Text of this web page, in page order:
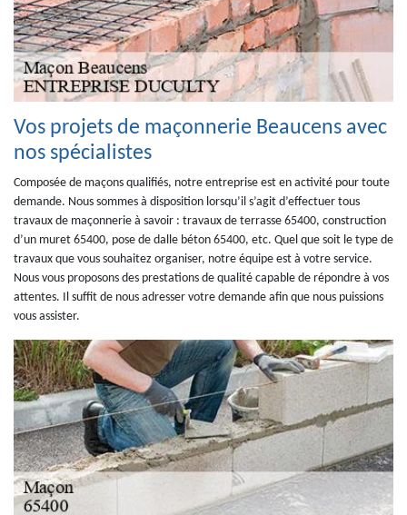
Vos projets de maçonnerie Beaucens avec
nos spécialistes
Composée de maçons qualifiés, notre entreprise est en activité pour toute
demande. Nous sommes à disposition lorsqu’il s’agit d’effectuer tous
travaux de maçonnerie à savoir : travaux de terrasse 65400, construction
d’un muret 65400, pose de dalle béton 65400, etc. Quel que soit le type de
travaux que vous souhaitez organiser, notre équipe est à votre service.
Nous vous proposons des prestations de qualité capable de répondre à vos
attentes. Il suffit de nous adresser votre demande afin que nous puissions
vous assister.